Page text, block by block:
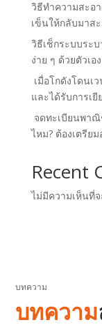
วิธีทำความสะอ
เข็นให้กลับมาส
วิธีเช็กระบบระ
ง่าย ๆ ด้วยตัวเอง
เมื่อโกดังโดนเ
และได้รับการเยี
จดทะเบียนพา
ไหม? ต้องเตรียม
Recent
ไม่มีความเห็นที่
บทความ
บทความ